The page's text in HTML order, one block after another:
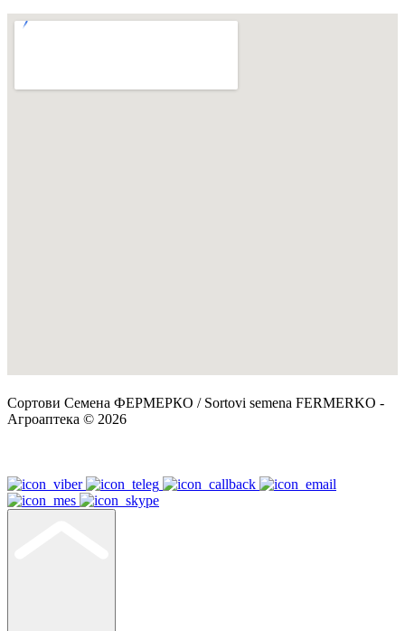
Сортови Семена ФЕРМЕРКО / Sortovi semena FERMERKO -
Агроаптека © 2026